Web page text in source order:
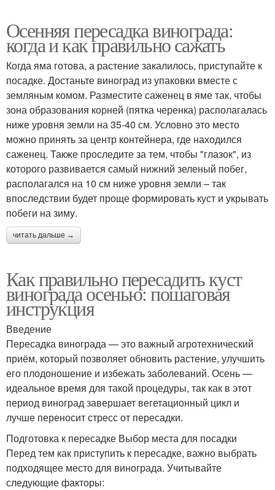
Осенняя пересадка винограда:
когда и как правильно сажать
Когда яма готова, а растение закалилось, приступайте к
посадке. Достаньте виноград из упаковки вместе с
земляным комом. Разместите саженец в яме так, чтобы
зона образования корней (пятка черенка) располагалась
ниже уровня земли на 35-40 см. Условно это место
можно принять за центр контейнера, где находился
саженец. Также проследите за тем, чтобы "глазок", из
которого развивается самый нижний зеленый побег,
располагался на 10 см ниже уровня земли – так
впоследствии будет проще формировать куст и укрывать
побеги на зиму.
читать дальше →
Как правильно пересадить куст
винограда осенью: пошаговая
инструкция
Введение
Пересадка винограда — это важный агротехнический
приём, который позволяет обновить растение, улучшить
его плодоношение и избежать заболеваний. Осень —
идеальное время для такой процедуры, так как в этот
период виноград завершает вегетационный цикл и
лучше переносит стресс от пересадки.
Подготовка к пересадке Выбор места для посадки
Перед тем как приступить к пересадке, важно выбрать
подходящее место для винограда. Учитывайте
следующие факторы: